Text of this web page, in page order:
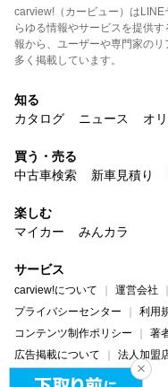
carview!（カービュー）は
らゆる情報やサービスを提供
報から、ユーザーや専門家の
多く掲載しています。
知る
カタログ
ニュース オ
買う・売る
中古車検索
新車見積り
楽しむ
マイカー
みんカラ
サービス
carview!について 運営会社
プライバシーセンター
利用
コンテンツ制作ポリシー
著
広告掲載について
法人加盟
ヘルプ・お問い合わせ